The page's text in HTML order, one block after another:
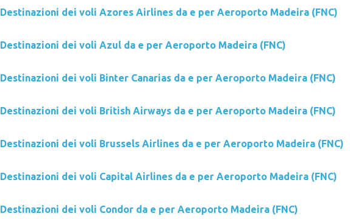
Destinazioni dei voli Azores Airlines da e per Aeroporto Madeira (FNC)
Destinazioni dei voli Azul da e per Aeroporto Madeira (FNC)
Destinazioni dei voli Binter Canarias da e per Aeroporto Madeira (FNC)
Destinazioni dei voli British Airways da e per Aeroporto Madeira (FNC)
Destinazioni dei voli Brussels Airlines da e per Aeroporto Madeira (FNC)
Destinazioni dei voli Capital Airlines da e per Aeroporto Madeira (FNC)
Destinazioni dei voli Condor da e per Aeroporto Madeira (FNC)